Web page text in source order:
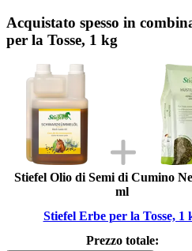
Acquistato spesso in
per la Tosse, 1 kg
Stiefel Olio di Semi di Cumino
ml
Stiefel Erbe per la Tosse, 1
Prezzo totale: